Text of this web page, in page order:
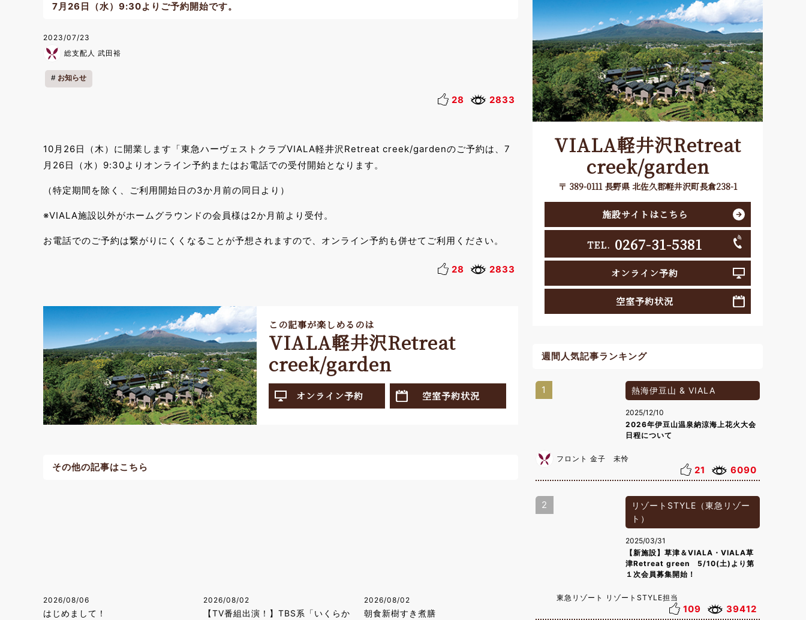
7月26日（水）9:30よりご予約開始です。
2023/07/23
総支配人 武田裕
お知らせ
28 2833
10月26日（木）に開業します「東急ハーヴェストクラブVIALA軽井沢Retreat creek/gardenのご予約は、7
月26日（水）9:30よりオンライン予約またはお電話での受付開始となります。
（特定期間を除く、ご利用開始日の3か月前の同日より）
※VIALA施設以外がホームグラウンドの会員様は2か月前より受付。
お電話でのご予約は繋がりにくくなることが予想されますので、オンライン予約も併せてご利用ください。
28 2833
この記事が楽しめるのは
VIALA軽井沢Retreat
creek/garden
オンライン予約 空室予約状況
その他の記事はこちら
2026/08/06
はじめまして！
2026/08/02
【TV番組出演！】TBS系「いくらか
2026/08/02
朝食新樹すき煮膳
VIALA軽井沢Retreat
creek/garden
〒 389-0111 長野県 北佐久郡軽井沢町長倉238-1
施設サイトはこちら
TEL. 0267-31-5381
オンライン予約
空室予約状況
週間人気記事ランキング
1 熱海伊豆山 & VIALA
2025/12/10
2026年伊豆山温泉納涼海上花火大会
日程について
フロント 金子 未怜
21 6090
2
リゾートSTYLE（東急リゾー
ト）
2025/03/31
【新施設】草津＆VIALA・VIALA草
津Retreat green 5/10(土)より第
１次会員募集開始！
東急リゾート リゾートSTYLE担当
109 39412